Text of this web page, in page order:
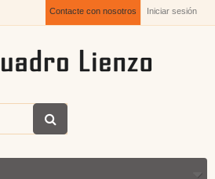
Iniciar sesión
Contacte con nosotros